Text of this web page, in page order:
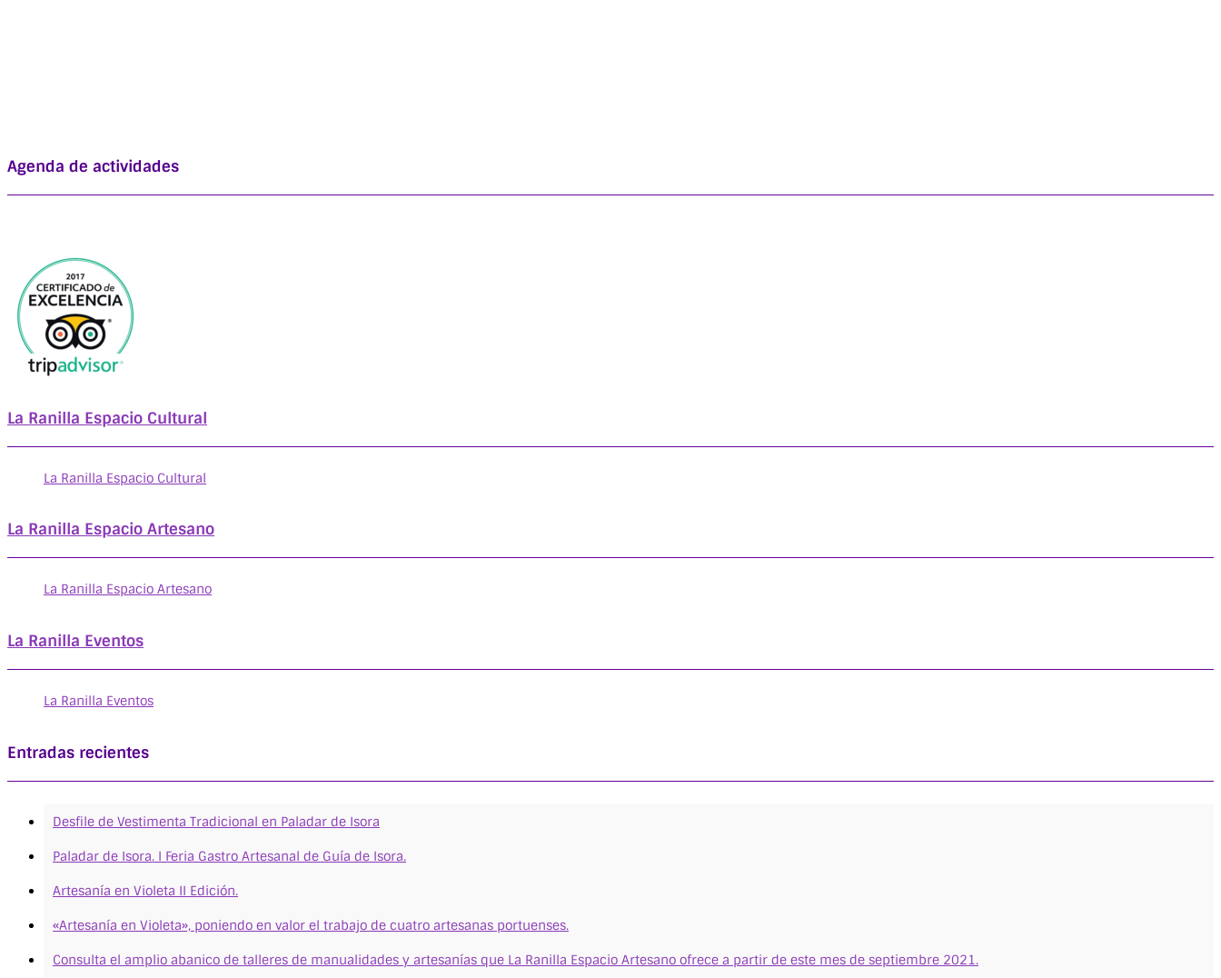
Agenda de actividades
La Ranilla Espacio Cultural
La Ranilla Espacio Cultural
La Ranilla Espacio Artesano
La Ranilla Espacio Artesano
La Ranilla Eventos
La Ranilla Eventos
Entradas recientes
Desfile de Vestimenta Tradicional en Paladar de Isora
Paladar de Isora. I Feria Gastro Artesanal de Guía de Isora.
Artesanía en Violeta II Edición.
«Artesanía en Violeta», poniendo en valor el trabajo de cuatro artesanas portuenses.
Consulta el amplio abanico de talleres de manualidades y artesanías que La Ranilla Espacio Artesano ofrece a partir de este mes de septiembre 2021.